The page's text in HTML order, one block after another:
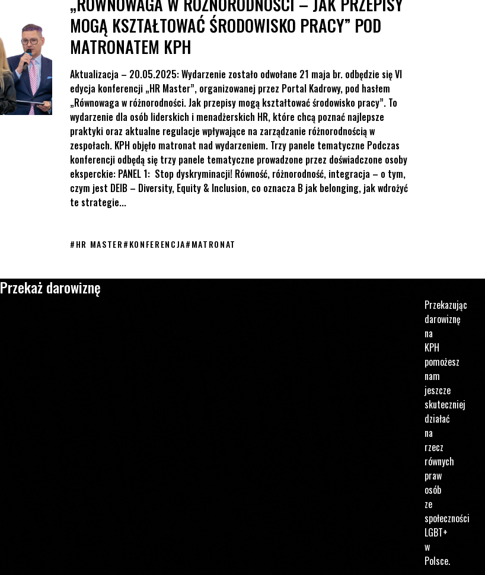
MOGĄ KSZTAŁTOWAĆ ŚRODOWISKO PRACY” POD
MATRONATEM KPH
Aktualizacja – 20.05.2025: Wydarzenie zostało odwołane 21 maja br. odbędzie się VI
edycja konferencji „HR Master”, organizowanej przez Portal Kadrowy, pod hasłem
„Równowaga w różnorodności. Jak przepisy mogą kształtować środowisko pracy”. To
wydarzenie dla osób liderskich i menadżerskich HR, które chcą poznać najlepsze
praktyki oraz aktualne regulacje wpływające na zarządzanie różnorodnością w
zespołach. KPH objęło matronat nad wydarzeniem. Trzy panele tematyczne Podczas
konferencji odbędą się trzy panele tematyczne prowadzone przez doświadczone osoby
eksperckie: PANEL 1: Stop dyskryminacji! Równość, różnorodność, integracja – o tym,
czym jest DEIB – Diversity, Equity & Inclusion, co oznacza B jak belonging, jak wdrożyć
te strategie...
#HR MASTER#KONFERENCJA#MATRONAT
Przekaż darowiznę
Przekazując
darowiznę
na
KPH
pomożesz
nam
jeszcze
skuteczniej
działać
na
rzecz
równych
praw
osób
ze
społeczności
LGBT+
w
Polsce.